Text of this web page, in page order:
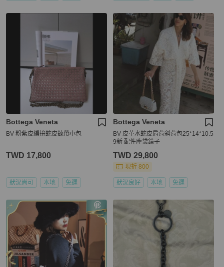
Bottega Veneta
BV 粉紫皮編拚蛇皮鍊帶小包
TWD 17,800
狀況尚可 本地 免運
Bottega Veneta
BV 皮革水蛇皮肩背斜背包25*14*10.5
9新 配件塵袋鏡子
TWD 29,800
現折 800
狀況良好 本地 免運